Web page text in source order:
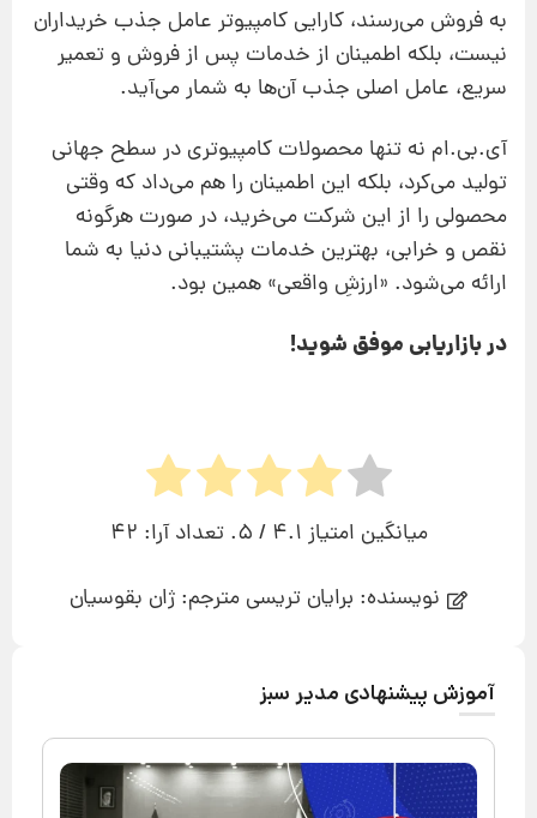
به فروش می‌رسند، کارایی کامپیوتر عامل جذب خریداران
نیست، بلکه اطمینان از خدمات پس از فروش و تعمیر
سریع، عامل اصلی جذب آن‌ها به شمار می‌آید.
آی.بی.ام نه تنها محصولات کامپیوتری در سطح جهانی
تولید می‌کرد، بلکه این اطمینان را هم می‌داد که وقتی
محصولی را از این شرکت می‌خرید، در صورت هرگونه
نقص و خرابی، بهترین خدمات پشتیبانی دنیا به شما
ارائه می‌شود. «ارزشِ واقعی» همین بود.
در بازاریابی موفق شوید!
میانگین امتیاز 4.1 / 5. تعداد آرا:
42
نویسنده: برایان تریسی مترجم: ژان بقوسیان
آموزش پیشنهادی مدیر سبز